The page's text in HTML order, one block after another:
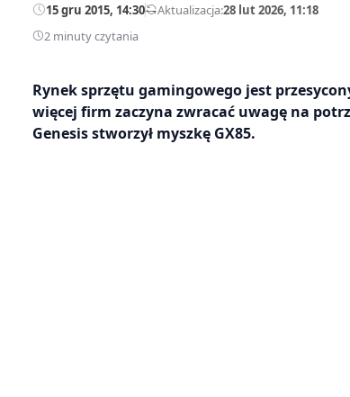
15 gru 2015, 14:30—Aktualizacja:28 lut 2026, 11:18
2 minuty czytania
Rynek sprzętu gamingowego jest
więcej firm zaczyna zwracać uwagę na
Genesis stworzył myszkę GX85.